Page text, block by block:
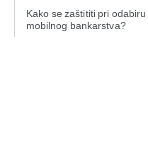
Kako se zaštititi pri
mobilnog bankarstva?